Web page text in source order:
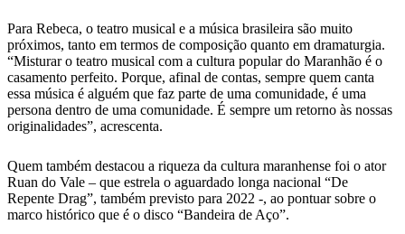
Para Rebeca, o teatro musical e a música brasileira são muito
próximos, tanto em termos de composição quanto em dramaturgia.
“Misturar o teatro musical com a cultura popular do Maranhão é o
casamento perfeito. Porque, afinal de contas, sempre quem canta
essa música é alguém que faz parte de uma comunidade, é uma
persona dentro de uma comunidade. É sempre um retorno às nossas
originalidades”, acrescenta.
Quem também destacou a riqueza da cultura maranhense foi o ator
Ruan do Vale – que estrela o aguardado longa nacional “De
Repente Drag”, também previsto para 2022 -, ao pontuar sobre o
marco histórico que é o disco “Bandeira de Aço”.